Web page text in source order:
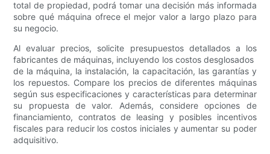
total de propiedad, podrá tomar una decisión más informada
sobre qué máquina ofrece el mejor valor a largo plazo para
su negocio.
Al evaluar precios, solicite presupuestos detallados a los
fabricantes de máquinas, incluyendo los costos desglosados ​​
de la máquina, la instalación, la capacitación, las garantías y
los repuestos. Compare los precios de diferentes máquinas
según sus especificaciones y características para determinar
su propuesta de valor. Además, considere opciones de
financiamiento, contratos de leasing y posibles incentivos
fiscales para reducir los costos iniciales y aumentar su poder
adquisitivo.